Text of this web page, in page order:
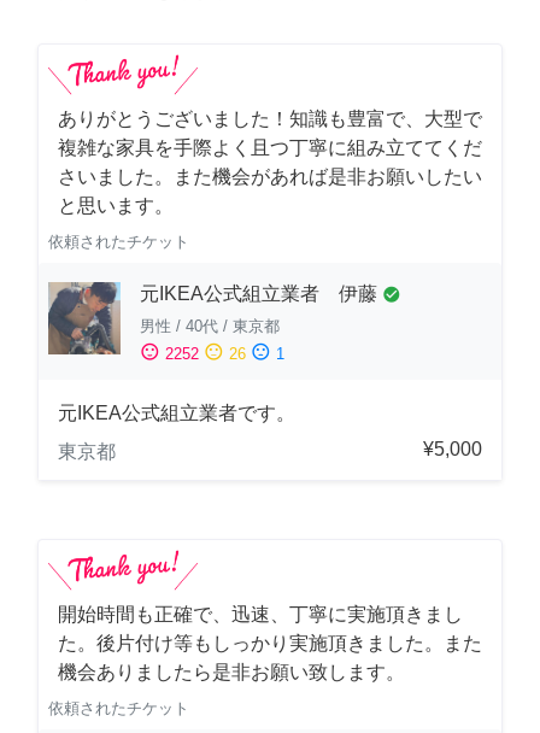
ありがとうございました！知識も豊富で、大型で
複雑な家具を手際よく且つ丁寧に組み立ててくだ
さいました。また機会があれば是非お願いしたい
と思います。
依頼されたチケット
元IKEA公式組立業者 伊藤 check_circle
男性 / 40代 / 東京都
sentiment_satisfied 2252 sentiment_neutral 26 sentiment_dissatisfied 1
元IKEA公式組立業者です。
東京都
¥5,000
開始時間も正確で、迅速、丁寧に実施頂きまし
た。後片付け等もしっかり実施頂きました。また
機会ありましたら是非お願い致します。
依頼されたチケット